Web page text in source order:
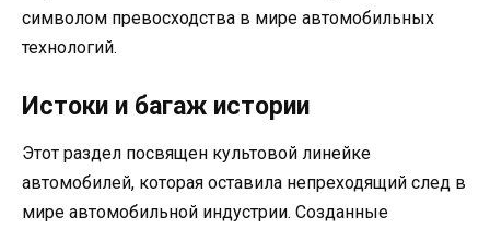
символом превосходства в мире автомобильных
технологий.
Истоки и багаж истории
Этот раздел посвящен культовой линейке
автомобилей, которая оставила непреходящий след в
мире автомобильной индустрии. Созданные